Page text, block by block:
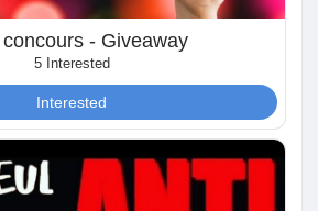
- Giveaway
5 Interested
Interested